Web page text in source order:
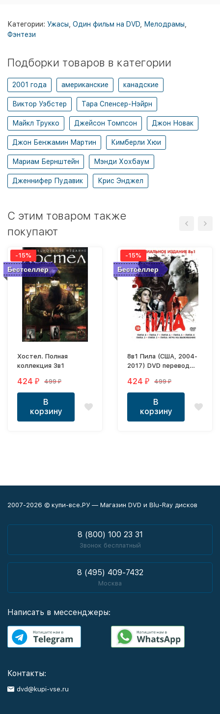
Категории: Ужасы Один фильм на DVD Мелодрамы
Фэнтези
Подборки товаров в категории
2001 года американские канадские
Виктор Уэбстер Тара Спенсер-Нэйрн
Майкл Трукко Джейсон Томпсон Джон Новак
Джон Бенжамин Мартин Кимберли Хюи
Мариам Бернштейн Мэнди Хохбаум
Дженнифер Пудавик Крис Энджел
C этим товаром также
покупают
Бестселлер
-15%
Хостел. Полная
коллекция 3в1
424 ₽ 499₽
В
корзину
Бестселлер
-15%
8в1 Пила (США, 2004-
2017) DVD перевод
(дублированный)
424 ₽ 499₽
В
корзину
2007-2026 © купи-все.РУ — Магазин DVD и Blu-Ray дисков
8 (800) 100 23 31
Звонок бесплатный
8 (495) 409-7432
Москва
Написать в мессенджеры:
Контакты:
dvd@kupi-vse.ru